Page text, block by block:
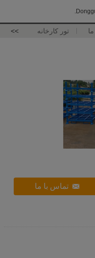
تور کارخانه >>
تماس با ما